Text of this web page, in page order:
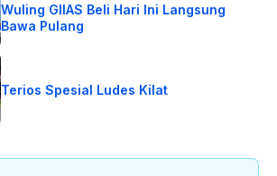
Wuling GIIAS Beli Hari Ini Langsung
Bawa Pulang
Terios Spesial Ludes Kilat